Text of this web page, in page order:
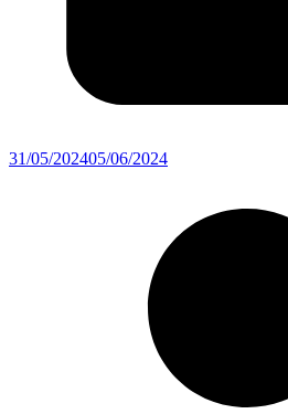
31/05/202405/06/2024